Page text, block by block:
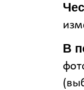
В